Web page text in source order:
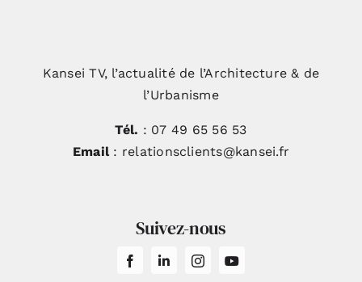
Kansei TV, l’actualité de l’Architecture & de
l’Urbanisme
Tél. : 07 49 65 56 53
Email: relationsclients@kansei.fr
Suivez-nous